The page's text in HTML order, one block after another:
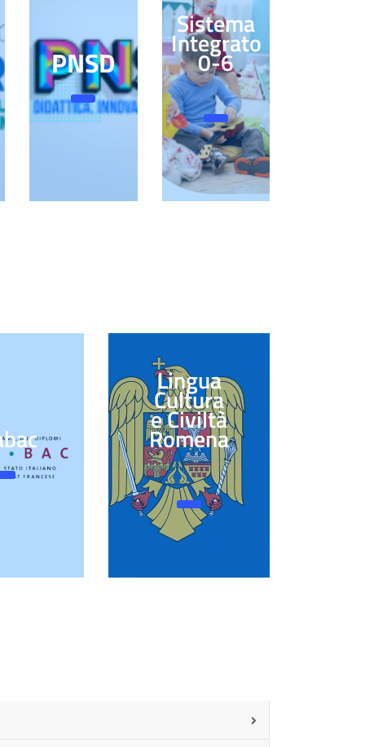
PNSD
Sistema
Integrato
0-6
Lingua
Cultura
e Civiltà
Romena